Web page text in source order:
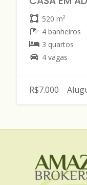
520 m²
4 banheiros
3 quartos
4 vagas
R$7.000